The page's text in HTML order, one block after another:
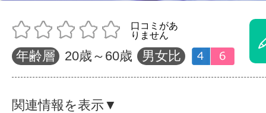
グッドスク
年齢層 20歳～60歳 男女比
関連情報を表示▼